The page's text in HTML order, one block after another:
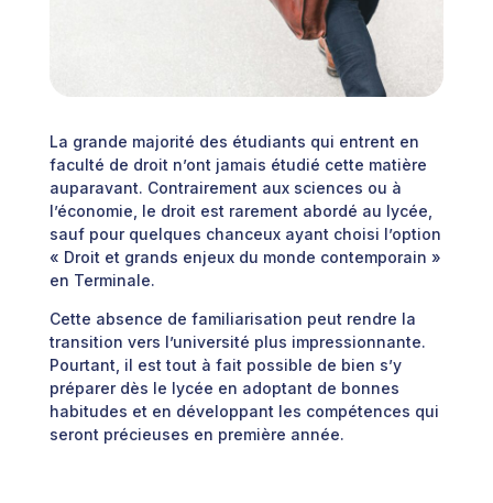
La grande majorité des étudiants qui entrent en
faculté de droit n’ont jamais étudié cette matière
auparavant. Contrairement aux sciences ou à
l’économie, le droit est rarement abordé au lycée,
sauf pour quelques chanceux ayant choisi l’option
« Droit et grands enjeux du monde contemporain »
en Terminale.
Cette absence de familiarisation peut rendre la
transition vers l’université plus impressionnante.
Pourtant, il est tout à fait possible de bien s’y
préparer dès le lycée en adoptant de bonnes
habitudes et en développant les compétences qui
seront précieuses en première année.